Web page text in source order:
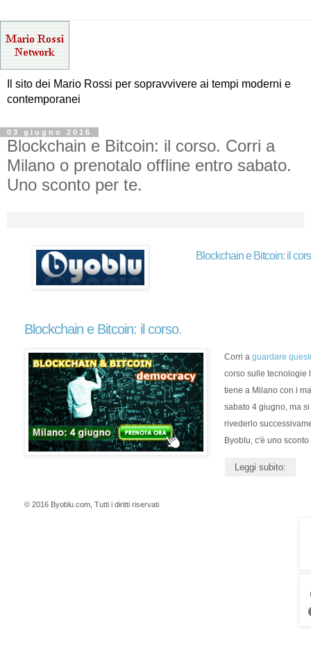
Il sito dei Mario Rossi per sopravvivere ai tempi moderni e
contemporanei
03 giugno 2016
Blockchain e Bitcoin: il corso. Corri a
Milano o prenotalo offline entro sabato.
Uno sconto per te.
Blockchain e Bitcoin: il
Blockchain e Bitcoin: il corso.
Corri a guardare
corso sulle tecnologie
tiene a Milano con i
sabato 4 giugno, ma
rivederlo
Byoblu, c'è uno
Leggi subito:
© 2016 Byoblu.com, Tutti i diritti riservati